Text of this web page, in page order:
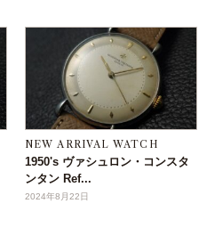
NEW ARRIVAL WATCH
1950's ヴァシュロン・コンスタ
ンタン Ref...
2024年8月22日